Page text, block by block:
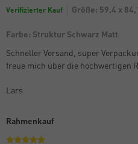
Verifizierter Kauf Größe: 59,4 x
Farbe: Struktur Schwarz Matt
Schneller Versand, super
freue mich über die hochwertigen
Lars
Rahmenkauf